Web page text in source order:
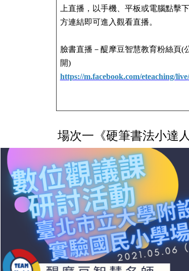
上直播，以手機、平板或電腦點擊下
方連結即可進入觀看直播。
臉書直播－醍摩豆智慧教育粉絲頁(
開)
https://m.facebook.com/eteaching/live/
場次一 《硬筆書法小達